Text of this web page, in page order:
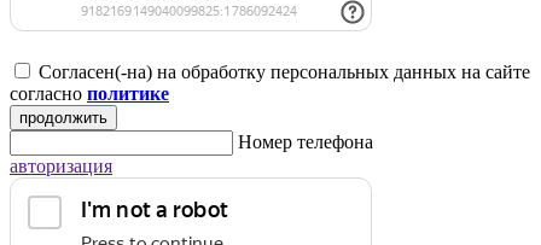
Согласен(-на) на обработку персональных данных на сайте
согласно политике
продолжить
Номер телефона
авторизация